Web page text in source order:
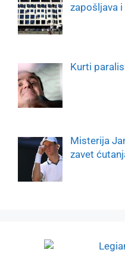
zapošljava
Kurti
Misterija
zavet